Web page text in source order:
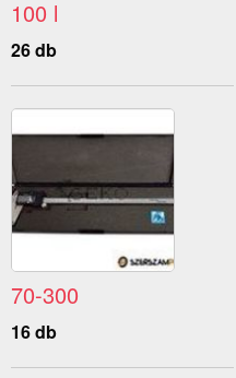
100 l
26 db
70-300
16 db